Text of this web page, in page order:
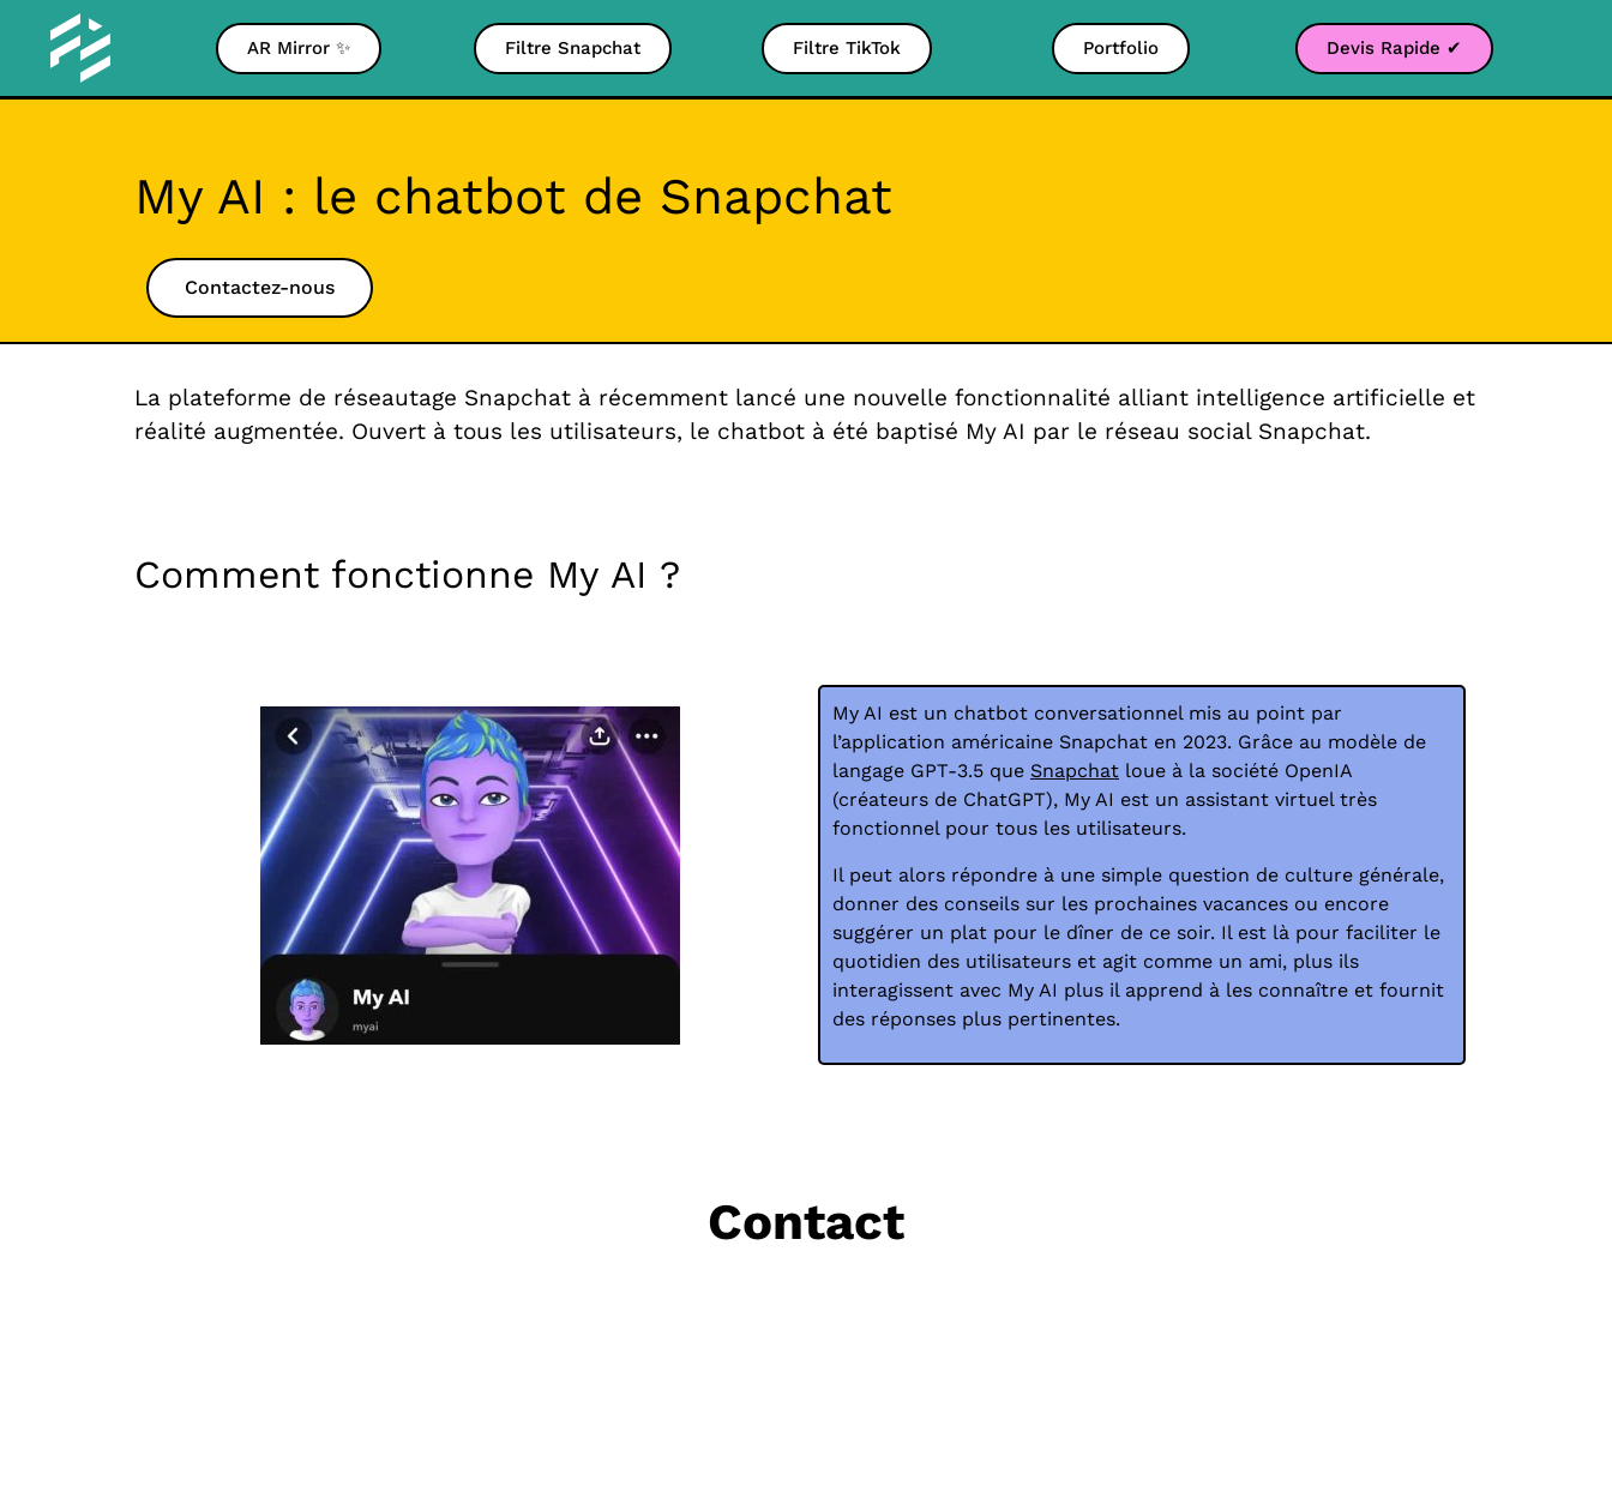
AR Mirror ✨ Filtre Snapchat Filtre TikTok Portfolio Devis Rapide ✔
My AI : le chatbot de Snapchat
Contactez-nous
La plateforme de réseautage Snapchat à récemment lancé une nouvelle fonctionnalité alliant intelligence artificielle et
réalité augmentée. Ouvert à tous les utilisateurs, le chatbot à été baptisé My AI par le réseau social Snapchat.
Comment fonctionne My AI ?
My AI est un chatbot conversationnel mis au point par
l’application américaine Snapchat en 2023. Grâce au modèle de
langage GPT-3.5 que Snapchat loue à la société OpenIA
(créateurs de ChatGPT), My AI est un assistant virtuel très
fonctionnel pour tous les utilisateurs.
Il peut alors répondre à une simple question de culture générale,
donner des conseils sur les prochaines vacances ou encore
suggérer un plat pour le dîner de ce soir. Il est là pour faciliter le
quotidien des utilisateurs et agit comme un ami, plus ils
interagissent avec My AI plus il apprend à les connaître et fournit
des réponses plus pertinentes.
Contact